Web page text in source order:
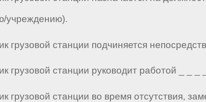
учреждению).
грузовой станции подчиняется
грузовой станции руководит работой _ _ _
грузовой станции во время отсутствия,